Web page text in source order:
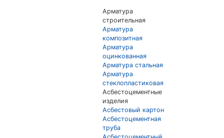
Арматура
строительная
Арматура
композитная
Арматура
оцинкованная
Арматура стальная
Арматура
стеклопластиковая
Асбестоцементные
изделия
Асбестовый картон
Асбестоцементная
труба